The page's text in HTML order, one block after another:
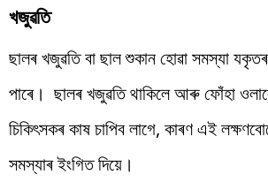
খজুৱতি
ছালৰ খজুৱতি বা ছাল শুকান হোৱা সমস্যা
পাৰে। ছালৰ খজুৱতি থাকিলে আৰু ফোঁহা
চিকিৎসকৰ কাষ চাপিব লাগে, কাৰণ এই
সমস্যাৰ ইংগিত দিয়ে।